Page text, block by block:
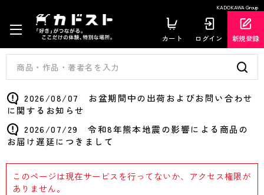
KADOKAWA Group
カート ログイン 新規登録
2026/08/07 お盆期間中の出荷およびお問い合わせ
に関するお知らせ
2026/07/29 令和8年熊本地震の影響による商品の
お届け遅延につきまして
このページは現在サービスを行ってないか、アクセス権限が
ありません。